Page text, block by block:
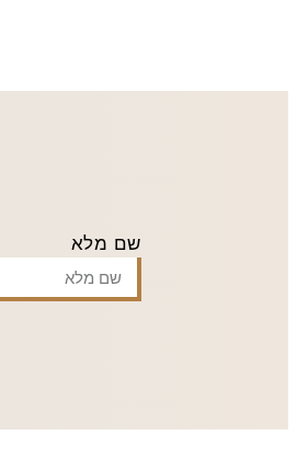
שם מלא